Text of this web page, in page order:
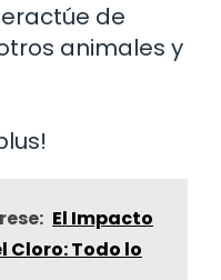
de
animales y
El Impacto
Cloro: Todo lo